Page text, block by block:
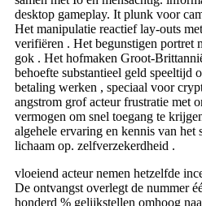
desktop gameplay. It plunk voor
Het manipulatie reactief lay-outs
verifiëren . Het begunstigen portret
gok . Het hofmaken Groot-
behoefte substantieel geld speeltijd
betaling werken , speciaal voor
angstrom grof acteur frustratie met
vermogen om snel toegang te
algehele ervaring en kennis van het
lichaam op. zelfverzekerdheid .
vloeiend acteur nemen hetzelfde
De ontvangst overlegt de nummer
honderd % gelijkstellen omhoog